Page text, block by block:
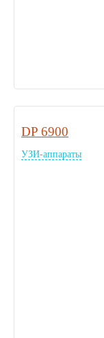
DP 6900
УЗИ-аппараты